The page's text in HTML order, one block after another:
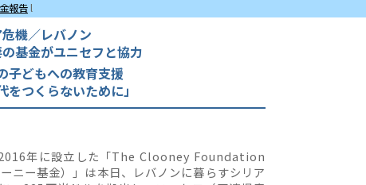
報告l
機／レバノン
基金がユニセフと協力
子どもへの教育支援
をつくらないために」
年に設立した「The Clooney Foundation
ー基金）」は本日、レバノンに暮らすシリア